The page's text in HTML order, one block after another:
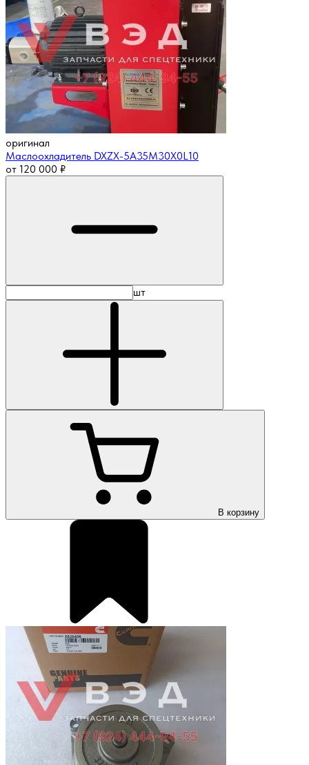
оригинал
Маслоохладитель DXZX-5A35M30X0L10
от 120 000 ₽
шт
В корзину